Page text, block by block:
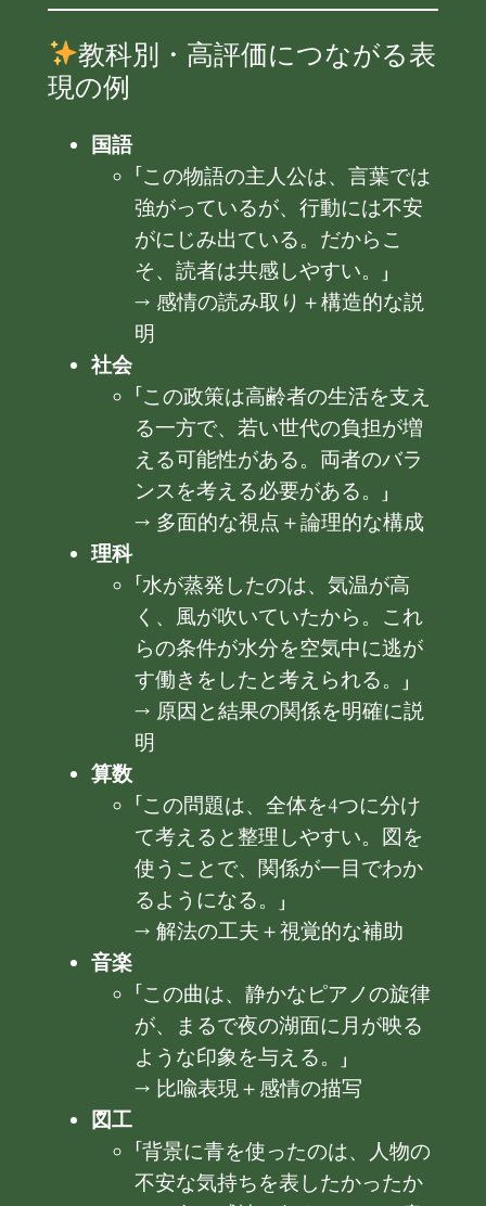
教科別・高評価につながる表
現の例
国語
「この物語の主人公は、言葉では
強がっているが、行動には不安
がにじみ出ている。だからこ
そ、読者は共感しやすい。」
→ 感情の読み取り＋構造的な説
明
社会
「この政策は高齢者の生活を支え
る一方で、若い世代の負担が増
える可能性がある。両者のバラ
ンスを考える必要がある。」
→ 多面的な視点＋論理的な構成
理科
「水が蒸発したのは、気温が高
く、風が吹いていたから。これ
らの条件が水分を空気中に逃が
す働きをしたと考えられる。」
→ 原因と結果の関係を明確に説
明
算数
「この問題は、全体を4つに分け
て考えると整理しやすい。図を
使うことで、関係が一目でわか
るようになる。」
→ 解法の工夫＋視覚的な補助
音楽
「この曲は、静かなピアノの旋律
が、まるで夜の湖面に月が映る
ような印象を与える。」
→ 比喩表現＋感情の描写
図工
「背景に青を使ったのは、人物の
不安な気持ちを表したかったか